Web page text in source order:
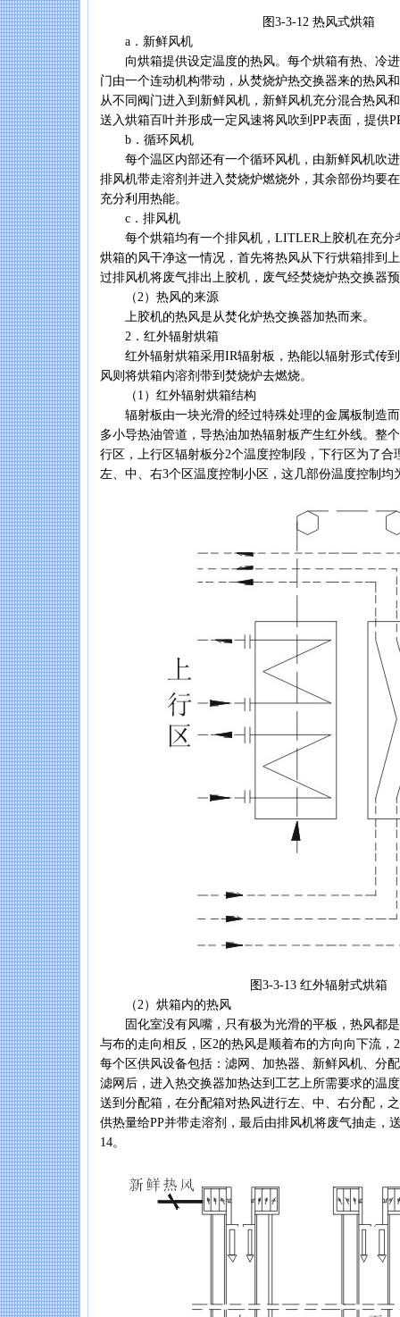
图3-3-12 热风式烘箱
a．新鲜风机
向烘箱提供设定温度的热风。每个烘箱有热、冷进
门由一个连动机构带动，从焚烧炉热交换器来的热风
从不同阀门进入到新鲜风机，新鲜风机充分混合热风
送入烘箱百叶并形成一定风速将风吹到PP表面，提供
b．循环风机
每个温区内部还有一个循环风机，由新鲜风机吹进
排风机带走溶剂并进入焚烧炉燃烧外，其余部份均要
充分利用热能。
c．排风机
每个烘箱均有一个排风机，LITLER上胶机在充分
烘箱的风干净这一情况，首先将热风从下行烘箱排到
过排风机将废气排出上胶机，废气经焚烧炉热交换器
（2）热风的来源
上胶机的热风是从焚化炉热交换器加热而来。
2．红外辐射烘箱
红外辐射烘箱采用IR辐射板，热能以辐射形式传到
风则将烘箱内溶剂带到焚烧炉去燃烧。
（1）红外辐射烘箱结构
辐射板由一块光滑的经过特殊处理的金属板制造而
多小导热油管道，导热油加热辐射板产生红外线。整
行区，上行区辐射板分2个温度控制段，下行区为了合
左、中、右3个区温度控制小区，这几部份温度控制均
图3-3-13 红外辐射式烘箱
（2）烘箱内的热风
固化室没有风嘴，只有极为光滑的平板，热风都是
与布的走向相反，区2的热风是顺着布的方向向下流，
每个区供风设备包括：滤网、加热器、新鲜风机、分
滤网后，进入热交换器加热达到工艺上所需要求的温
送到分配箱，在分配箱对热风进行左、中、右分配，
供热量给PP并带走溶剂，最后由排风机将废气抽走，
14。